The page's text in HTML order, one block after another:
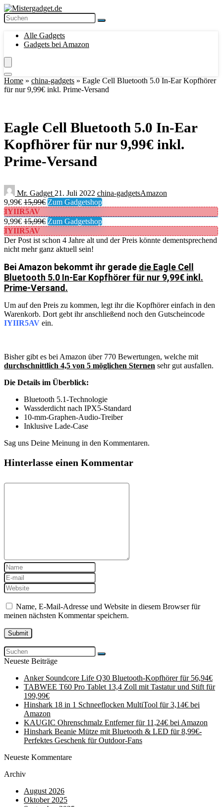
Alle Gadgets
Gadgets bei Amazon
Home » china-gadgets » Eagle Cell Bluetooth 5.0 In-Ear Kopfhörer
für nur 9,99€ inkl. Prime-Versand
Eagle Cell Bluetooth 5.0 In-Ear
Kopfhörer für nur 9,99€ inkl.
Prime-Versand
Mr. Gadget 21. Juli 2022 china-gadgetsAmazon
9,99€ 15,99€ Zum Gadgetshop
IYIIR5AV
9,99€ 15,99€ Zum Gadgetshop
IYIIR5AV
Der Post ist schon 4 Jahre alt und der Preis könnte dementsprechend
nicht mehr ganz aktuell sein!
Bei Amazon bekommt ihr gerade die Eagle Cell
Bluetooth 5.0 In-Ear Kopfhörer für nur 9,99€ inkl.
Prime-Versand.
Um auf den Preis zu kommen, legt ihr die Kopfhörer einfach in den
Warenkorb. Dort gebt ihr anschließend noch den Gutscheincode
IYIIR5AV ein.
Bisher gibt es bei Amazon über 770 Bewertungen, welche mit
durchschnittlich 4,5 von 5 möglichen Sternen sehr gut ausfallen.
Die Details im Überblick:
Bluetooth 5.1-Technologie
Wassderdicht nach IPX5-Standard
10-mm-Graphen-Audio-Treiber
Inklusive Lade-Case
Sag uns Deine Meinung in den Kommentaren.
Hinterlasse einen Kommentar
Name, E-Mail-Adresse und Website in diesem Browser für
meinen nächsten Kommentar speichern.
Neueste Beiträge
Anker Soundcore Life Q30 Bluetooth-Kopfhörer für 56,94€
TABWEE T60 Pro Tablet 13,4 Zoll mit Tastatur und Stift für
199,99€
Hinshark 18 in 1 Schneeflocken MultiTool für 3,14€ bei
Amazon
KAUGIC Ohrenschmalz Entferner für 11,24€ bei Amazon
Hinshark Beanie Mütze mit Bluetooth & LED für 8,99€-
Perfektes Geschenk für Outdoor-Fans
Neueste Kommentare
Archiv
August 2026
Oktober 2025